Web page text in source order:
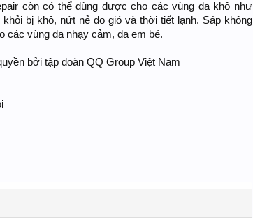
còn có thể dùng được cho các vùng da khô như
bị khô, nứt nẻ do gió và thời tiết lạnh. Sáp không
các vùng da nhạy cảm, da em bé.
bởi tập đoàn QQ Group Việt Nam